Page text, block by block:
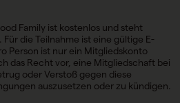
Family ist kostenlos und steht
Für die Teilnahme ist eine gültige E-
Person ist nur ein Mitgliedskonto
das Recht vor, eine Mitgliedschaft bei
oder Verstoß gegen diese
auszusetzen oder zu kündigen.